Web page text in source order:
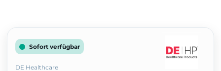
Sofort verfügbar
DE Healthcare